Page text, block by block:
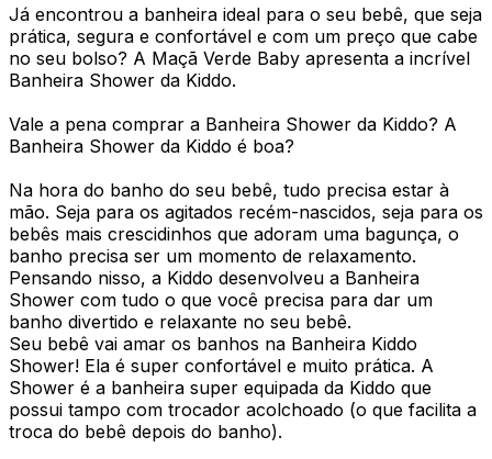
Já encontrou a banheira ideal para o seu bebê, que seja
prática, segura e confortável e com um preço que cabe
no seu bolso? A Maçã Verde Baby apresenta a incrível
Banheira Shower da Kiddo.
Vale a pena comprar a Banheira Shower da Kiddo? A
Banheira Shower da Kiddo é boa?
Na hora do banho do seu bebê, tudo precisa estar à
mão. Seja para os agitados recém-nascidos, seja para os
bebês mais crescidinhos que adoram uma bagunça, o
banho precisa ser um momento de relaxamento.
Pensando nisso, a Kiddo desenvolveu a Banheira
Shower com tudo o que você precisa para dar um
banho divertido e relaxante no seu bebê.
Seu bebê vai amar os banhos na Banheira Kiddo
Shower! Ela é super confortável e muito prática. A
Shower é a banheira super equipada da Kiddo que
possui tampo com trocador acolchoado (o que facilita a
troca do bebê depois do banho).